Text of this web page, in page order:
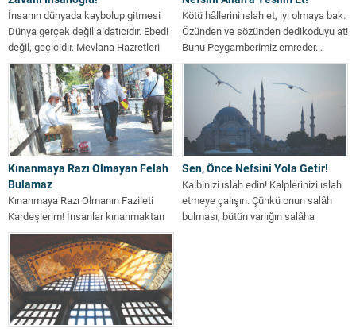
İnsanın dünyada kaybolup gitmesi
Dünya gerçek değil aldatıcıdır. Ebedi
değil, geçicidir. Mevlana Hazretleri
bunu şöyle...
Kötü hâllerini ıslah et, iyi olmaya bak.
Özünden ve sözünden dedikoduyu at!
Bunu Peygamberimiz emreder...
Kınanmaya Razı Olmayan Felah
Bulamaz
Kınanmaya Razı Olmanın Fazileti
Kardeşlerim! İnsanlar kınanmaktan
hoşlanmıyor, eleştirilmekten
kaçınıyor ve nefret ediyorlarsa da
siz,...
Sen, Önce Nefsini Yola Getir!
Kalbinizi ıslah edin! Kalplerinizi ıslah
etmeye çalışın. Çünkü onun salâh
bulması, bütün varlığın salâha